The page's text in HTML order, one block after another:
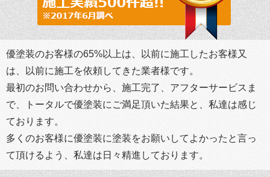
優塗装のお客様の65%以上は、以前に施工したお客様又
は、以前に施工を依頼してきた業者様です。
最初のお問い合わせから、施工完了、アフターサービスま
で、トータルで優塗装にご満足頂いた結果と、私達は感じ
ております。
多くのお客様に優塗装に塗装をお願いしてよかったと言っ
て頂けるよう、私達は日々精進しております。